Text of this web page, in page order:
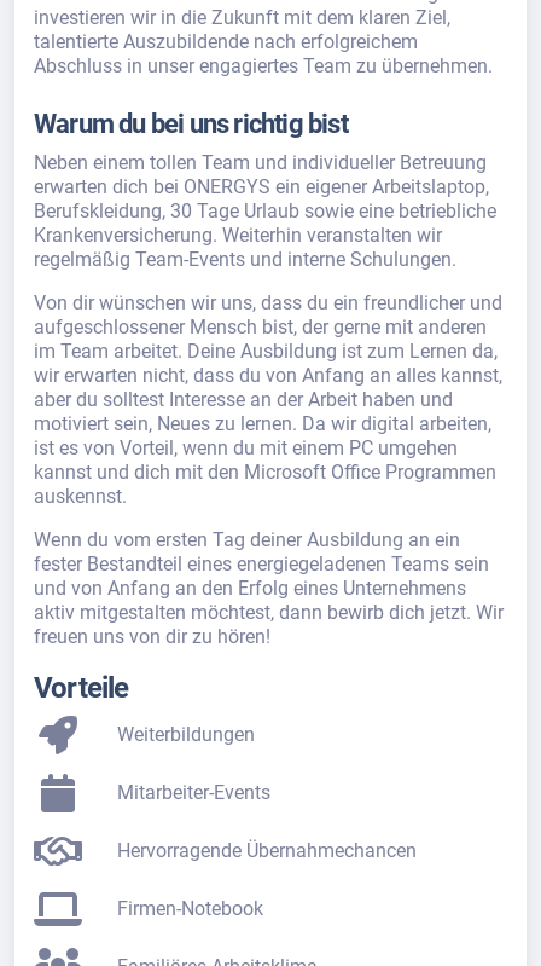
investieren wir in die Zukunft mit dem klaren Ziel,
talentierte Auszubildende nach erfolgreichem
Abschluss in unser engagiertes Team zu übernehmen.
Warum du bei uns richtig bist
Neben einem tollen Team und individueller Betreuung
erwarten dich bei ONERGYS ein eigener Arbeitslaptop,
Berufskleidung, 30 Tage Urlaub sowie eine betriebliche
Krankenversicherung. Weiterhin veranstalten wir
regelmäßig Team-Events und interne Schulungen.
Von dir wünschen wir uns, dass du ein freundlicher und
aufgeschlossener Mensch bist, der gerne mit anderen
im Team arbeitet. Deine Ausbildung ist zum Lernen da,
wir erwarten nicht, dass du von Anfang an alles kannst,
aber du solltest Interesse an der Arbeit haben und
motiviert sein, Neues zu lernen. Da wir digital arbeiten,
ist es von Vorteil, wenn du mit einem PC umgehen
kannst und dich mit den Microsoft Office Programmen
auskennst.
Wenn du vom ersten Tag deiner Ausbildung an ein
fester Bestandteil eines energiegeladenen Teams sein
und von Anfang an den Erfolg eines Unternehmens
aktiv mitgestalten möchtest, dann bewirb dich jetzt. Wir
freuen uns von dir zu hören!
Vorteile
Weiterbildungen
Mitarbeiter-Events
Hervorragende Übernahmechancen
Firmen-Notebook